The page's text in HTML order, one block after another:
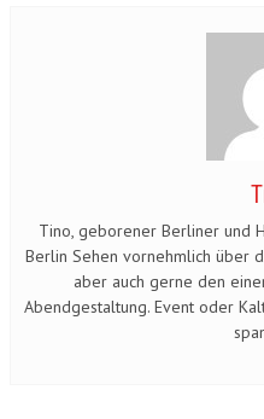
Tino, geborener Berliner und
Berlin Sehen vornehmlich über
aber auch gerne den
Abendgestaltung. Event oder